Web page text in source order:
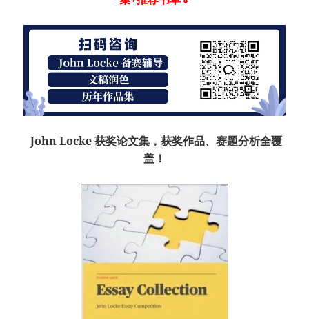
John Locke 获奖论文集，获奖作品、赛题分析全覆
盖！